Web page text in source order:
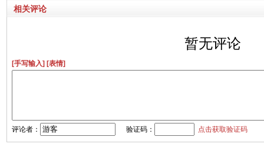
相关评论
暂无评论
[手写输入] [表情]
评论者： 验证码： 点击获取验证码